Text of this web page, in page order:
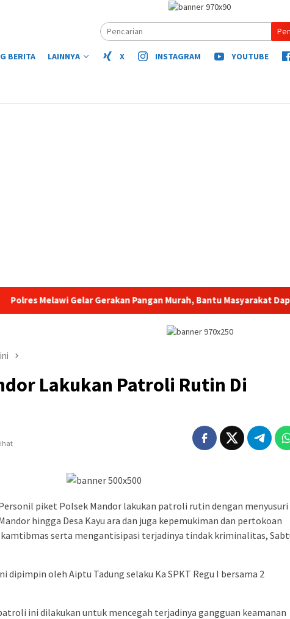
BERITA LAINNYA X INSTAGRAM YOUTUBE
Gelar Gerakan Pangan Murah, Bantu Masyarakat Dapatkan
Lakukan Patroli Rutin Di
piket Polsek Mandor lakukan patroli rutin dengan menyusuri
hingga Desa Kayu ara dan juga kepemukiman dan pertokoan
serta mengantisipasi terjadinya tindak kriminalitas,
dipimpin oleh Aiptu Tadung selaku Ka SPKT Regu I bersama 2
ini dilakukan untuk mencegah terjadinya gangguan keamanan